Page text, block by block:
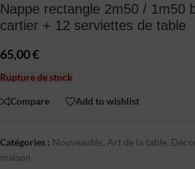
Nappe rectangle 2m50 / 1m50
cartier + 12 serviettes de table
65,00€
Rupture de stock
Compare Add to wishlist
Catégories : Nouveautés, Art de la table,
maison